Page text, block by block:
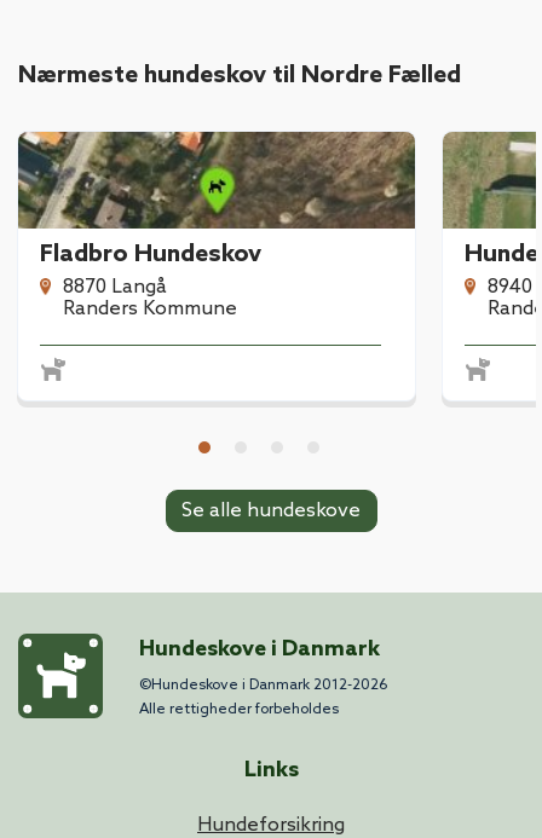
Nærmeste hundeskov til Nordre Fælled
Fladbro Hundeskov
8870 Langå
Randers Kommune
8940
Se alle hundeskove
Hundeskove i Danmark
©Hundeskove i Danmark 2012-2026
Alle rettigheder forbeholdes
Links
Hundeforsikring